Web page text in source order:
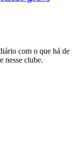
com o que há de
nesse clube.